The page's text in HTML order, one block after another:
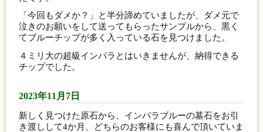
「今回もダメか？」と半分諦めていましたが、ダメ元で
泣きのお願いをして送ってもらったサンプルから、黒く
てブルーチップが多く入っている石を見つけました。
４ミリ大の超級インパラとはいきませんが、納得できる
チップでした。
2023年11月7日
新しく見つけた原石から、インパラブルーの墓石をお引
き渡しして4か月、どちらのお客様にも喜んで頂いていま